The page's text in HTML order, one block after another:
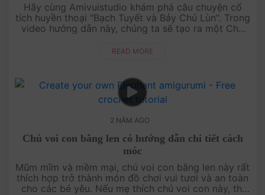
Hãy cùng Amivuistudio khám phá câu chuyện cổ
tích huyền thoại "Bạch Tuyết và Bảy Chú Lùn". Trong
video hướng dẫn này, chúng ta sẽ tạo ra một Chú
đơn giản. Hãy tham g....
READ MORE
2 NĂM AGO
Chú voi con bằng len có hướng dẫn chi tiết cách
móc
Mũm mĩm và mềm mại, chú voi con bằng len này rất
thích hợp trở thành món đồ chơi vui tươi và an toàn
cho các bé yêu. Nếu mẹ thích chú voi con này, thì